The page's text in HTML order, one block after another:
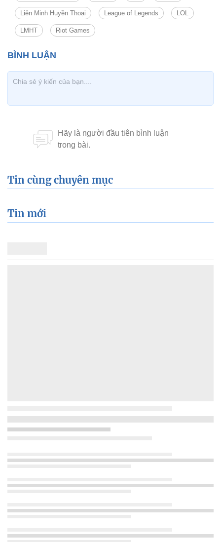
Liên Minh Huyền Thoại League of Legends LOL
LMHT Riot Games
Tin cùng chuyên mục
Tin mới